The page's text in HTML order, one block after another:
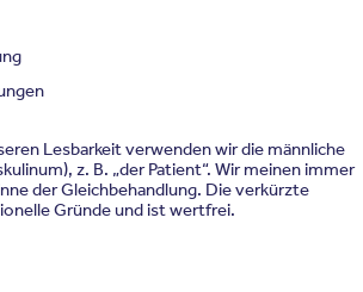
Lesbarkeit verwenden wir die männliche
z. B. „der Patient“. Wir meinen immer
der Gleichbehandlung. Die verkürzte
Gründe und ist wertfrei.